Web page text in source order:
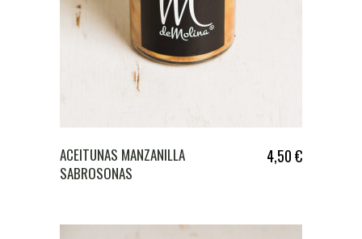
ACEITUNAS MANZANILLA
SABROSONAS
4,50€